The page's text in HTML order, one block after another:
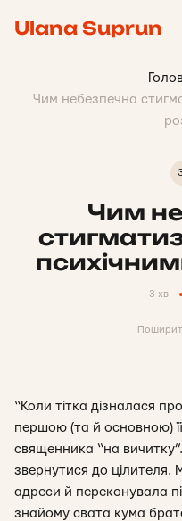
Ulana Suprun
Чим небезпечна
Чим
3 хв
“Коли тітка дізналася
першою (та й основною)
священника “на
звернутися до
адреси й переконувала
знайому свата кума